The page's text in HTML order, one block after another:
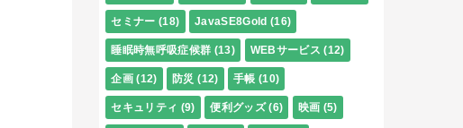
セミナー (18) JavaSE8Gold (16)
睡眠時無呼吸症候群 (13) WEBサービス (12)
企画 (12) 防災 (12) 手帳 (10)
セキュリティ (9) 便利グッズ (6) 映画 (5)